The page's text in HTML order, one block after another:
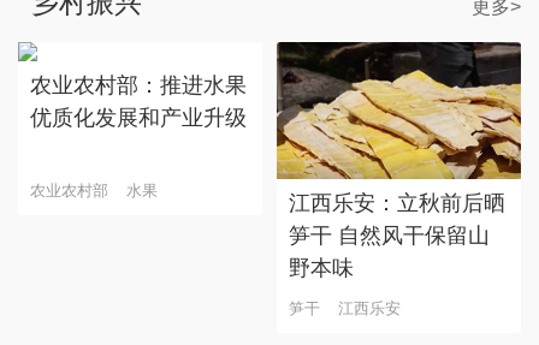
更多>
农业农村部：推进水果
优质化发展和产业升级
农业农村部 水果
江西乐安：立秋前后晒
笋干 自然风干保留山
野本味
笋干 江西乐安